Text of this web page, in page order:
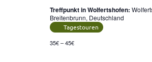
Treffpunkt in Wolfertshofen:
Breitenbrunn, Deutschland
Tagestouren
35€ – 45€